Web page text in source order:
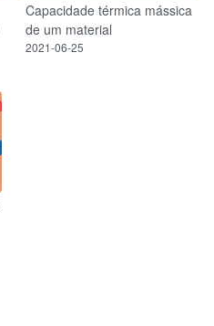
Capacidade térmica mássica
de um material
2021-06-25